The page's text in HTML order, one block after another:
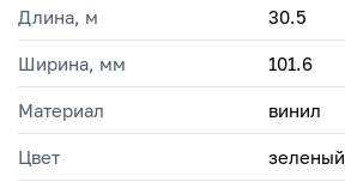
Длина, м 30.5
Ширина, мм 101.6
Материал винил
Цвет зеленый